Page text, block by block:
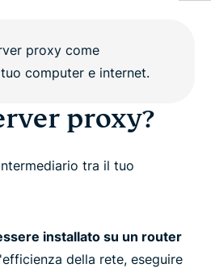
tra un proxy e una
rispetto a un proxy gratuito
proxy?
tra il tuo
installato su un router
della rete, eseguire